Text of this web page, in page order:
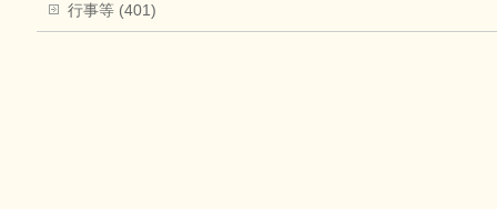
行事等 (401)